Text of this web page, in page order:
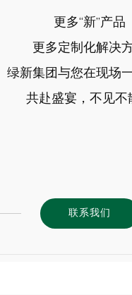
更多“新”产品
更多定制化解决
绿新集团与您在现场
共赴盛宴，不见不
联系我们